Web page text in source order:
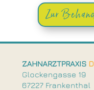
Zur
ZAHNARZTPRAXIS
Glockengasse 19
67227 Frankenthal